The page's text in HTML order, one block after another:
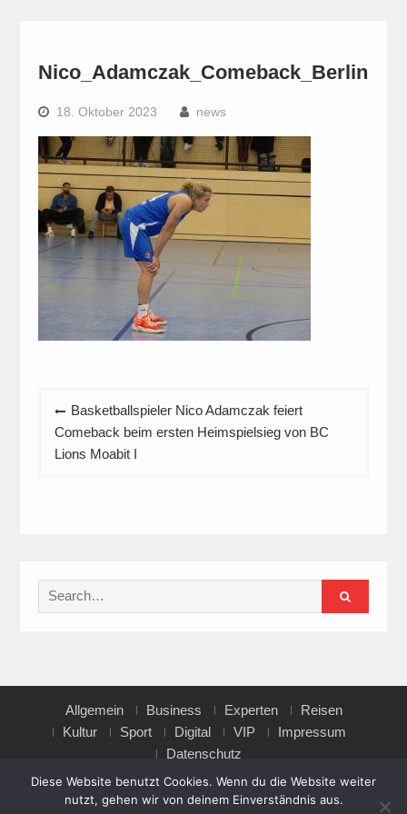
Nico_Adamczak_Comeback_Berlin
18. Oktober 2023 news
Beitragsnavigation
Basketballspieler Nico Adamczak feiert
Comeback beim ersten Heimspielsieg von BC
Lions Moabit I
Search
for:
Allgemein Business Experten
Reisen
Kultur
Sport Digital VIP
Impressum
Datenschutz
Copyright © All rights reserved.
Diese Website benutzt Cookies. Wenn du die Website weiter
nutzt, gehen wir von deinem Einverständnis aus.